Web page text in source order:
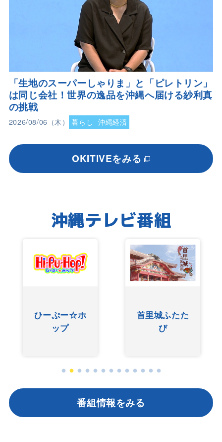
「生地のスーパーしゃりま」と「ピレトリン」
は同じ会社！世界の逸品を沖縄へ届ける紗利真
の挑戦
2026/08/06（木） 暮らし 沖縄経済
OKITIVEをみる
沖縄テレビ番組
ぐしけんさん
友近ありんく
りんのい～あ
んべぇ
番組情報をみる